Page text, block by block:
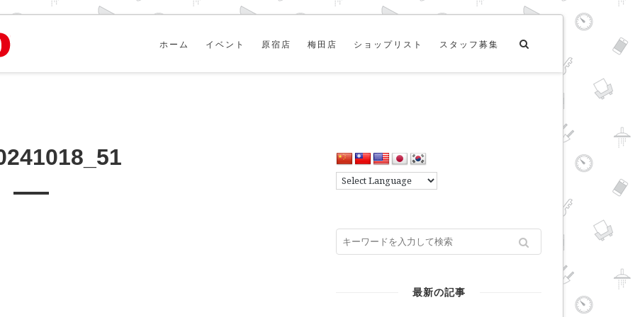
ホーム イベント 原宿店 梅田店 ショップリスト スタッフ募集
最新の記事